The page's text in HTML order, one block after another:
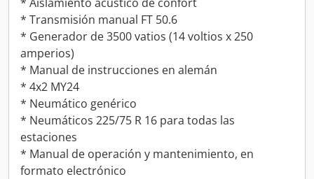
* Transmisión manual FT 50.6
* Generador de 3500 vatios (14 voltios x 250
amperios)
* Manual de instrucciones en alemán
* 4x2 MY24
* Neumático genérico
* Neumáticos 225/75 R 16 para todas las
estaciones
* Manual de operación y mantenimiento, en
formato electrónico